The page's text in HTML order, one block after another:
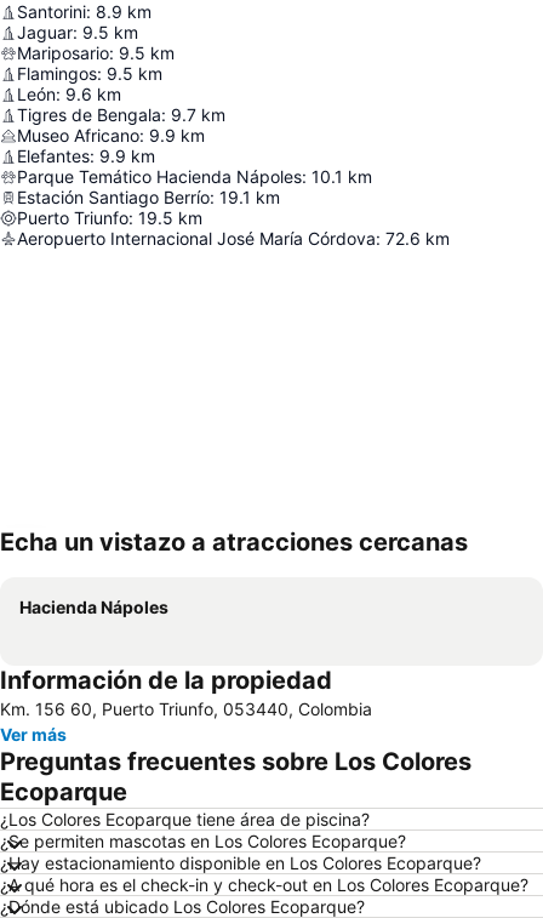
Santorini: 8.9 km
Jaguar: 9.5 km
Mariposario: 9.5 km
Flamingos: 9.5 km
León: 9.6 km
Tigres de Bengala: 9.7 km
Museo Africano: 9.9 km
Elefantes: 9.9 km
Parque Temático Hacienda Nápoles: 10.1 km
Estación Santiago Berrío: 19.1 km
Puerto Triunfo: 19.5 km
Aeropuerto Internacional José María Córdova: 72.6 km
Echa un vistazo a atracciones cercanas
Hacienda Nápoles
Información de la propiedad
Km. 156 60, Puerto Triunfo, 053440, Colombia
Ver más
Preguntas frecuentes sobre Los Colores
Ecoparque
¿Los Colores Ecoparque tiene área de piscina?
¿Se permiten mascotas en Los Colores Ecoparque?
¿Hay estacionamiento disponible en Los Colores Ecoparque?
¿A qué hora es el check-in y check-out en Los Colores Ecoparque?
¿Dónde está ubicado Los Colores Ecoparque?